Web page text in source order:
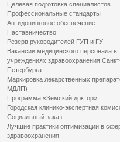
Целевая подготовка специалистов
Профессиональные стандарты
Антидопинговое обеспечение
Наставничество
Резерв руководителей ГУП и ГУ
Вакансии медицинского персонала в
учреждениях здравоохранения
Петербурга
Маркировка лекарственных
МДЛП)
Программа «Земский доктор»
Городская клинико-экспертная
Социальный заказ
Лучшие практики оптимизации в
здравоохранения